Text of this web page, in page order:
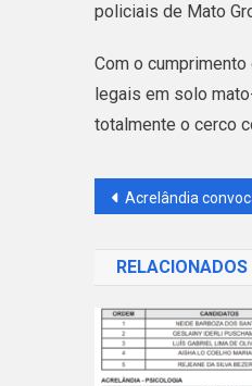
policiais de Mato
Com o
legais em solo
totalmente o cerco
Post
Acrelândia convoca aprovados em seletivo para contrato
RELACIONADOS